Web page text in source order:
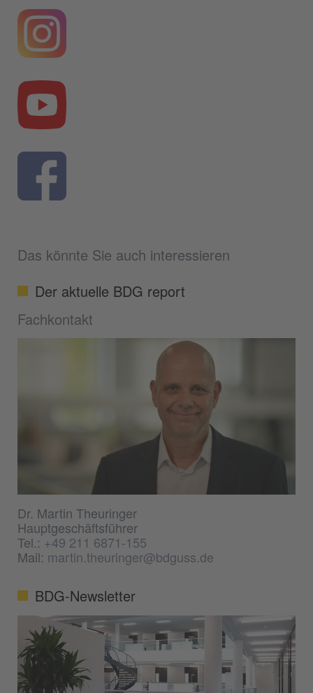
Das könnte Sie auch interessieren
Der aktuelle BDG report
Fachkontakt
Dr. Martin Theuringer
Hauptgeschäftsführer
Tel.:+49 211 6871-155
Mail: martin.theuringer@bdguss.de
BDG-Newsletter